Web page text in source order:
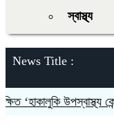
স্বাস্থ্য
News Title :
উপস্বাস্থ্য